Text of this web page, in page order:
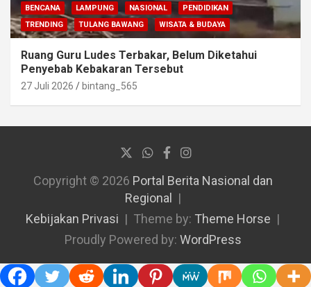
BENCANA LAMPUNG NASIONAL
PENDIDIKAN
TRENDING
TULANG BAWANG WISATA & BUDAYA
Ruang Guru Ludes Terbakar, Belum Diketahui
Penyebab Kebakaran Tersebut
27 Juli 2026 bintang_565
Copyright © 2026 Portal Berita Nasional dan
Regional
Kebijakan Privasi
Theme by: Theme Horse
Proudly Powered by: WordPress